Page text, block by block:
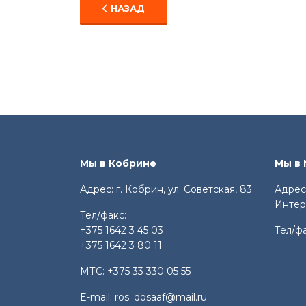
ПРЕДЫДУЩИЙ: НАШИ ДЕТИ – НАШЕ
НАЗАД
Мы в Кобрине
Адрес: г. Кобрин, ул. Советская, 83
Тел/факс:
+375 1642 3 45 03
+375 1642 3 80 11
МТС: +375 33 330 05 55
E-mail: ros_dosaaf@mail.ru
Мы в
Тел/